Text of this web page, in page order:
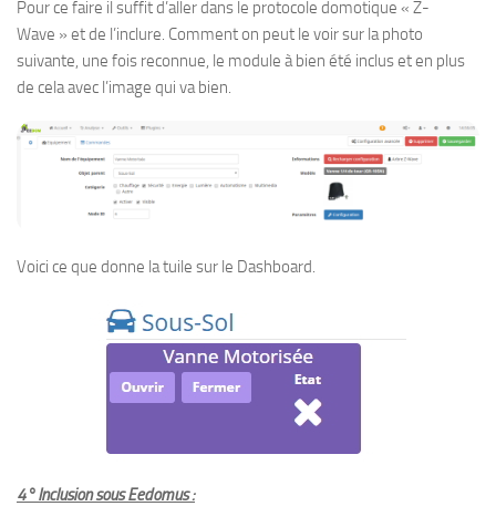
Pour ce faire il suffit d’aller dans le protocole domotique « Z-
Wave » et de l’inclure. Comment on peut le voir sur la photo
suivante, une fois reconnue, le module à bien été inclus et en plus
de cela avec l’image qui va bien.
Voici ce que donne la tuile sur le Dashboard.
4° Inclusion sous Eedomus :